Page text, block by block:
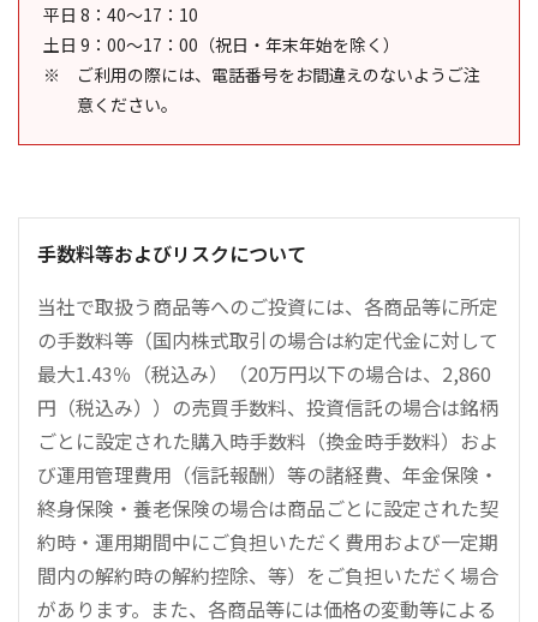
平日 8：40～17：10
土日 9：00～17：00（祝日・年末年始を除く）
ご利用の際には、電話番号をお間違えのないようご注
意ください。
手数料等およびリスクについて
当社で取扱う商品等へのご投資には、各商品等に所定
の手数料等（国内株式取引の場合は約定代金に対して
最大1.43％（税込み）（20万円以下の場合は、2,860
円（税込み））の売買手数料、投資信託の場合は銘柄
ごとに設定された購入時手数料（換金時手数料）およ
び運用管理費用（信託報酬）等の諸経費、年金保険・
終身保険・養老保険の場合は商品ごとに設定された契
約時・運用期間中にご負担いただく費用および一定期
間内の解約時の解約控除、等）をご負担いただく場合
があります。また、各商品等には価格の変動等による